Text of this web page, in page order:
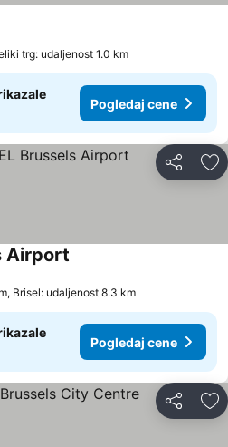
trg: udaljenost 1.0 km
Pogledaj cene
Deli
Airport
Brisel: udaljenost 8.3 km
Pogledaj cene
Deli